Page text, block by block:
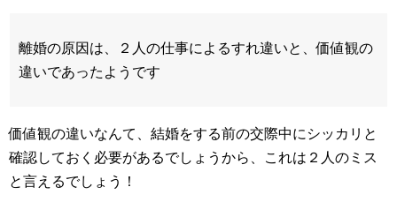
離婚の原因は、２人の仕事によるすれ違いと、価値観の
違いであったようです
価値観の違いなんて、結婚をする前の交際中にシッカリと
確認しておく必要があるでしょうから、これは２人のミス
と言えるでしょう！